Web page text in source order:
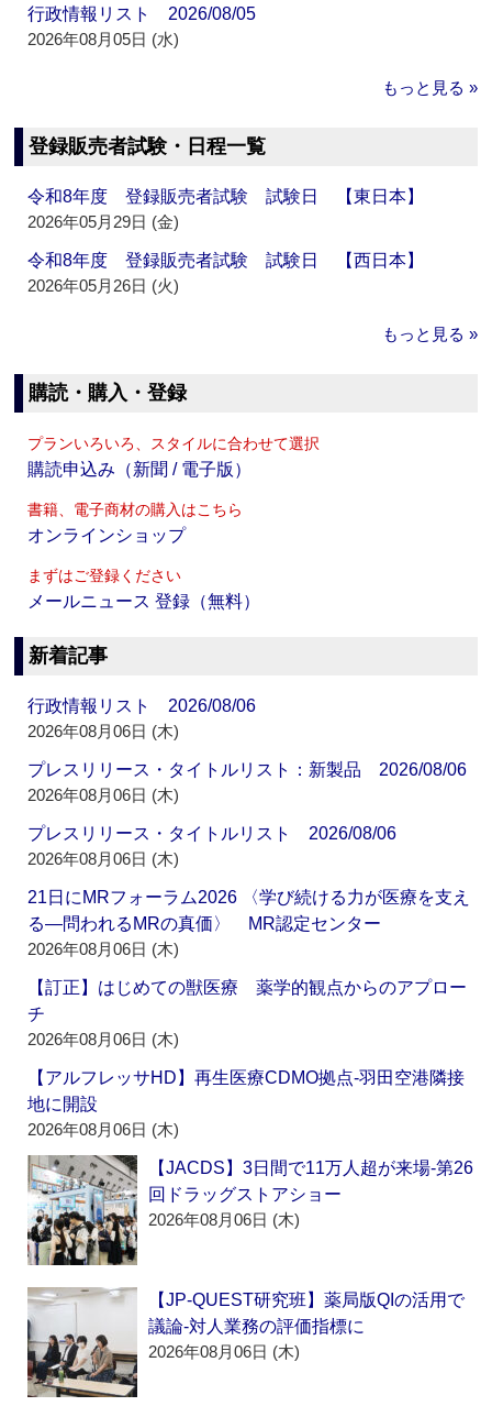
行政情報リスト 2026/08/05
2026年08月05日 (水)
もっと見る »
登録販売者試験・日程一覧
令和8年度 登録販売者試験 試験日 【東日本】
2026年05月29日 (金)
令和8年度 登録販売者試験 試験日 【西日本】
2026年05月26日 (火)
もっと見る »
購読・購入・登録
プランいろいろ、スタイルに合わせて選択
購読申込み（新聞 / 電子版）
書籍、電子商材の購入はこちら
オンラインショップ
まずはご登録ください
メールニュース 登録（無料）
新着記事
行政情報リスト 2026/08/06
2026年08月06日 (木)
プレスリリース・タイトルリスト：新製品 2026/08/06
2026年08月06日 (木)
プレスリリース・タイトルリスト 2026/08/06
2026年08月06日 (木)
21日にMRフォーラム2026 〈学び続ける力が医療を支え
る―問われるMRの真価〉 MR認定センター
2026年08月06日 (木)
【訂正】はじめての獣医療 薬学的観点からのアプロー
チ
2026年08月06日 (木)
【アルフレッサHD】再生医療CDMO拠点‐羽田空港隣接
地に開設
2026年08月06日 (木)
【JACDS】3日間で11万人超が来場‐第26
回ドラッグストアショー
2026年08月06日 (木)
【JP-QUEST研究班】薬局版QIの活用で
議論‐対人業務の評価指標に
2026年08月06日 (木)